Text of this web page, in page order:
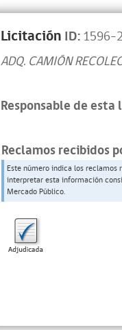
Licitación ID:1596-
ADQ. CAMIÓN
Responsable de
Reclamos recibidos
Este número indica los
interpretar esta información
Mercado Público.